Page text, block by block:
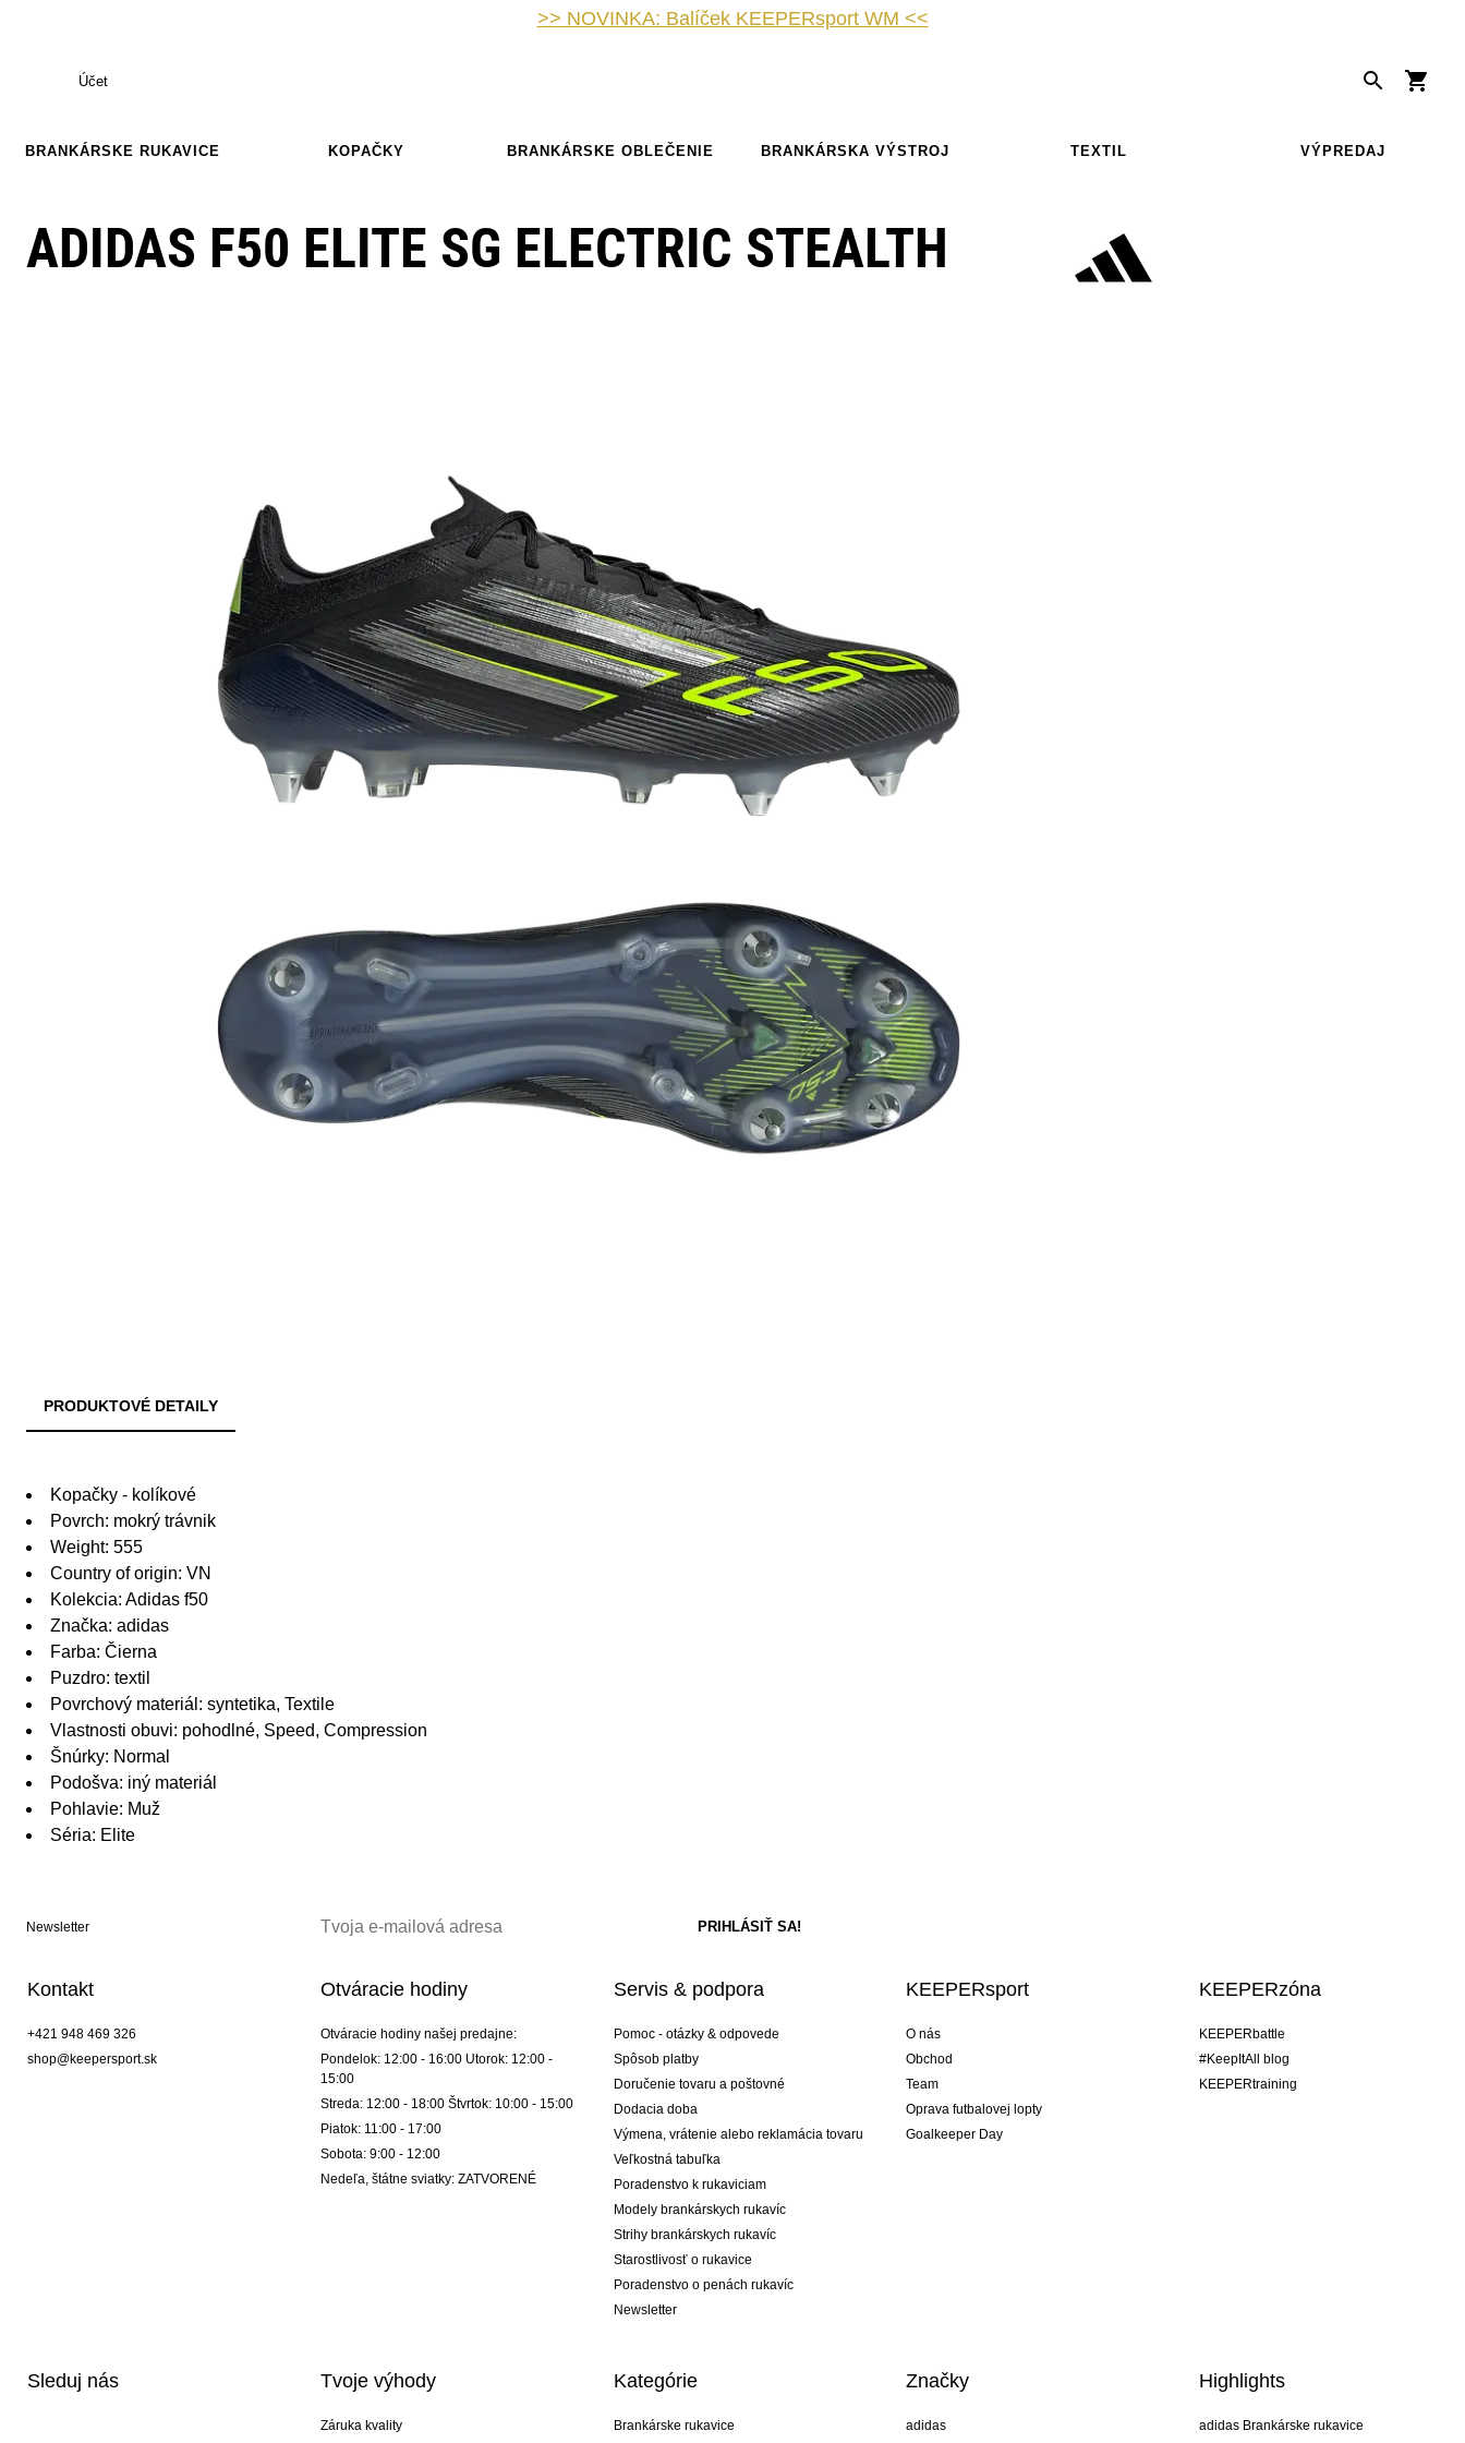
>> NOVINKA: Balíček KEEPERsport WM <<
Účet
BRANKÁRSKE RUKAVICE KOPAČKY BRANKÁRSKE OBLEČENIE BRANKÁRSKA VÝSTROJ TEXTIL VÝPREDAJ
ADIDAS F50 ELITE SG ELECTRIC STEALTH
PRODUKTOVÉ DETAILY
Kopačky - kolíkové
Povrch: mokrý trávnik
Weight: 555
Country of origin: VN
Kolekcia: Adidas f50
Značka: adidas
Farba: Čierna
Puzdro: textil
Povrchový materiál: syntetika, Textile
Vlastnosti obuvi: pohodlné, Speed, Compression
Šnúrky: Normal
Podošva: iný materiál
Pohlavie: Muž
Séria: Elite
Newsletter
Kontakt
+421 948 469 326
shop@keepersport.sk
Otváracie hodiny
Otváracie hodiny našej predajne:
Pondelok: 12:00 - 16:00 Utorok: 12:00 -
15:00
Streda: 12:00 - 18:00 Štvrtok: 10:00 - 15:00
Piatok: 11:00 - 17:00
Sobota: 9:00 - 12:00
Nedeľa, štátne sviatky: ZATVORENÉ
Servis & podpora
Pomoc - otázky & odpovede
Spôsob platby
Doručenie tovaru a poštovné
Dodacia doba
Výmena, vrátenie alebo reklamácia tovaru
Veľkostná tabuľka
Poradenstvo k rukaviciam
Modely brankárskych rukavíc
Strihy brankárskych rukavíc
Starostlivosť o rukavice
Poradenstvo o penách rukavíc
Newsletter
KEEPERsport
O nás
Obchod
Team
Oprava futbalovej lopty
Goalkeeper Day
KEEPERzóna
KEEPERbattle
#KeepItAll blog
KEEPERtraining
Sleduj nás Tvoje výhody
Záruka kvality
Kategórie
Brankárske rukavice
Značky
adidas
Highlights
adidas Brankárske rukavice